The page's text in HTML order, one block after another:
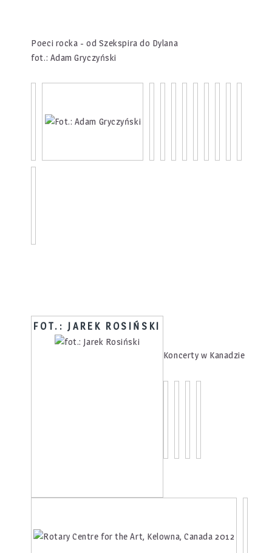
Poeci rocka - od Szekspira do Dylana
fot.: Adam Gryczyński
FOT.: JAREK ROSIŃSKI
Koncerty w Kanadzie